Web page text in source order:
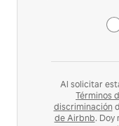
Al solicitar
Términos
discriminación
de Airbnb. Doy